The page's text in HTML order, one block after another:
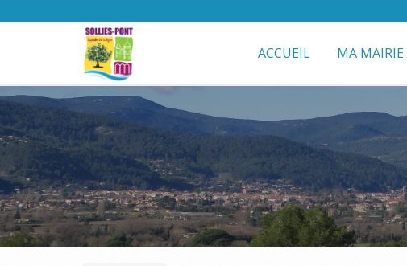
ACCUEIL MA MAIRIE